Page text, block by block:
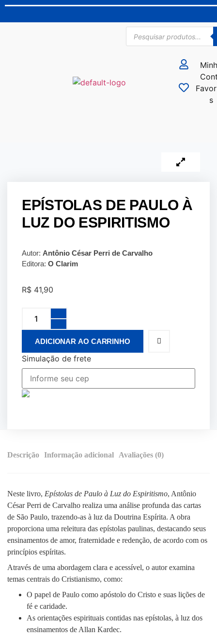
s
EPÍSTOLAS DE PAULO À
LUZ DO ESPIRITISMO
Autor: Antônio César Perri de Carvalho
Editora: O Clarim
R$ 41,90
ADICIONAR AO CARRINHO
Simulação de frete
Descrição Informação adicional Avaliações (0)
Neste livro, Epístolas de Paulo à Luz do Espiritismo, Antônio
César Perri de Carvalho realiza uma análise profunda das cartas
de São Paulo, trazendo-as à luz da Doutrina Espírita. A obra
proporciona uma releitura das epístolas paulinas, destacando seus
ensinamentos de amor, fraternidade e redenção, de acordo com os
princípios espíritas.
Através de uma abordagem clara e acessível, o autor examina
temas centrais do Cristianismo, como:
O papel de Paulo como apóstolo do Cristo e suas lições de
fé e caridade.
As orientações espirituais contidas nas epístolas, à luz dos
ensinamentos de Allan Kardec.